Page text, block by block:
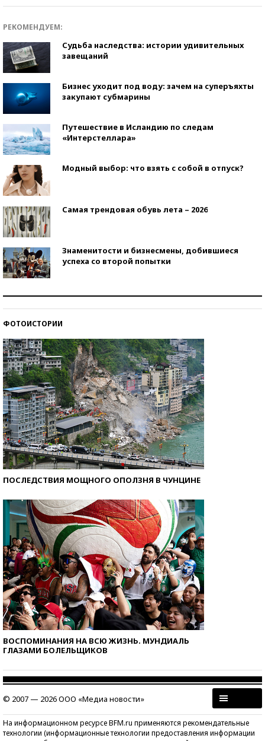
РЕКОМЕНДУЕМ:
Судьба наследства: истории удивительных
завещаний
Бизнес уходит под воду: зачем на суперъяхты
закупают субмарины
Путешествие в Исландию по следам
«Интерстеллара»
Модный выбор: что взять с собой в отпуск?
Самая трендовая обувь лета – 2026
Знаменитости и бизнесмены, добившиеся
успеха со второй попытки
ФОТОИСТОРИИ
ПОСЛЕДСТВИЯ МОЩНОГО ОПОЛЗНЯ В ЧУНЦИНЕ
ВОСПОМИНАНИЯ НА ВСЮ ЖИЗНЬ. МУНДИАЛЬ
ГЛАЗАМИ БОЛЕЛЬЩИКОВ
© 2007 — 2026 ООО «Медиа новости»
На информационном ресурсе BFM.ru применяются рекомендательные
технологии (информационные технологии предоставления информации